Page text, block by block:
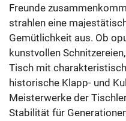
Freunde
strahlen eine
Gemütlichkeit aus. Ob
kunstvollen
Tisch mit
historische Klapp- und
Meisterwerke der
Stabilität für